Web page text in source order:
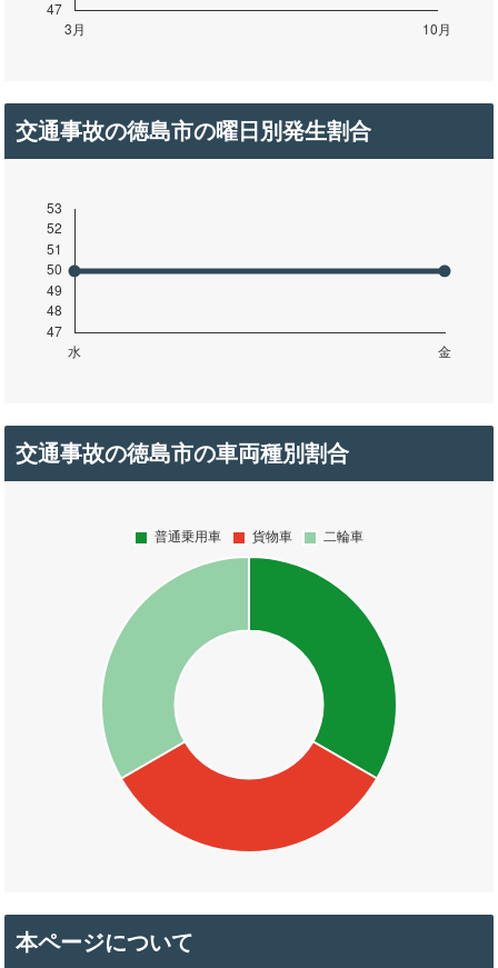
交通事故の徳島市の曜日別発生割合
交通事故の徳島市の車両種別割合
本ページについて